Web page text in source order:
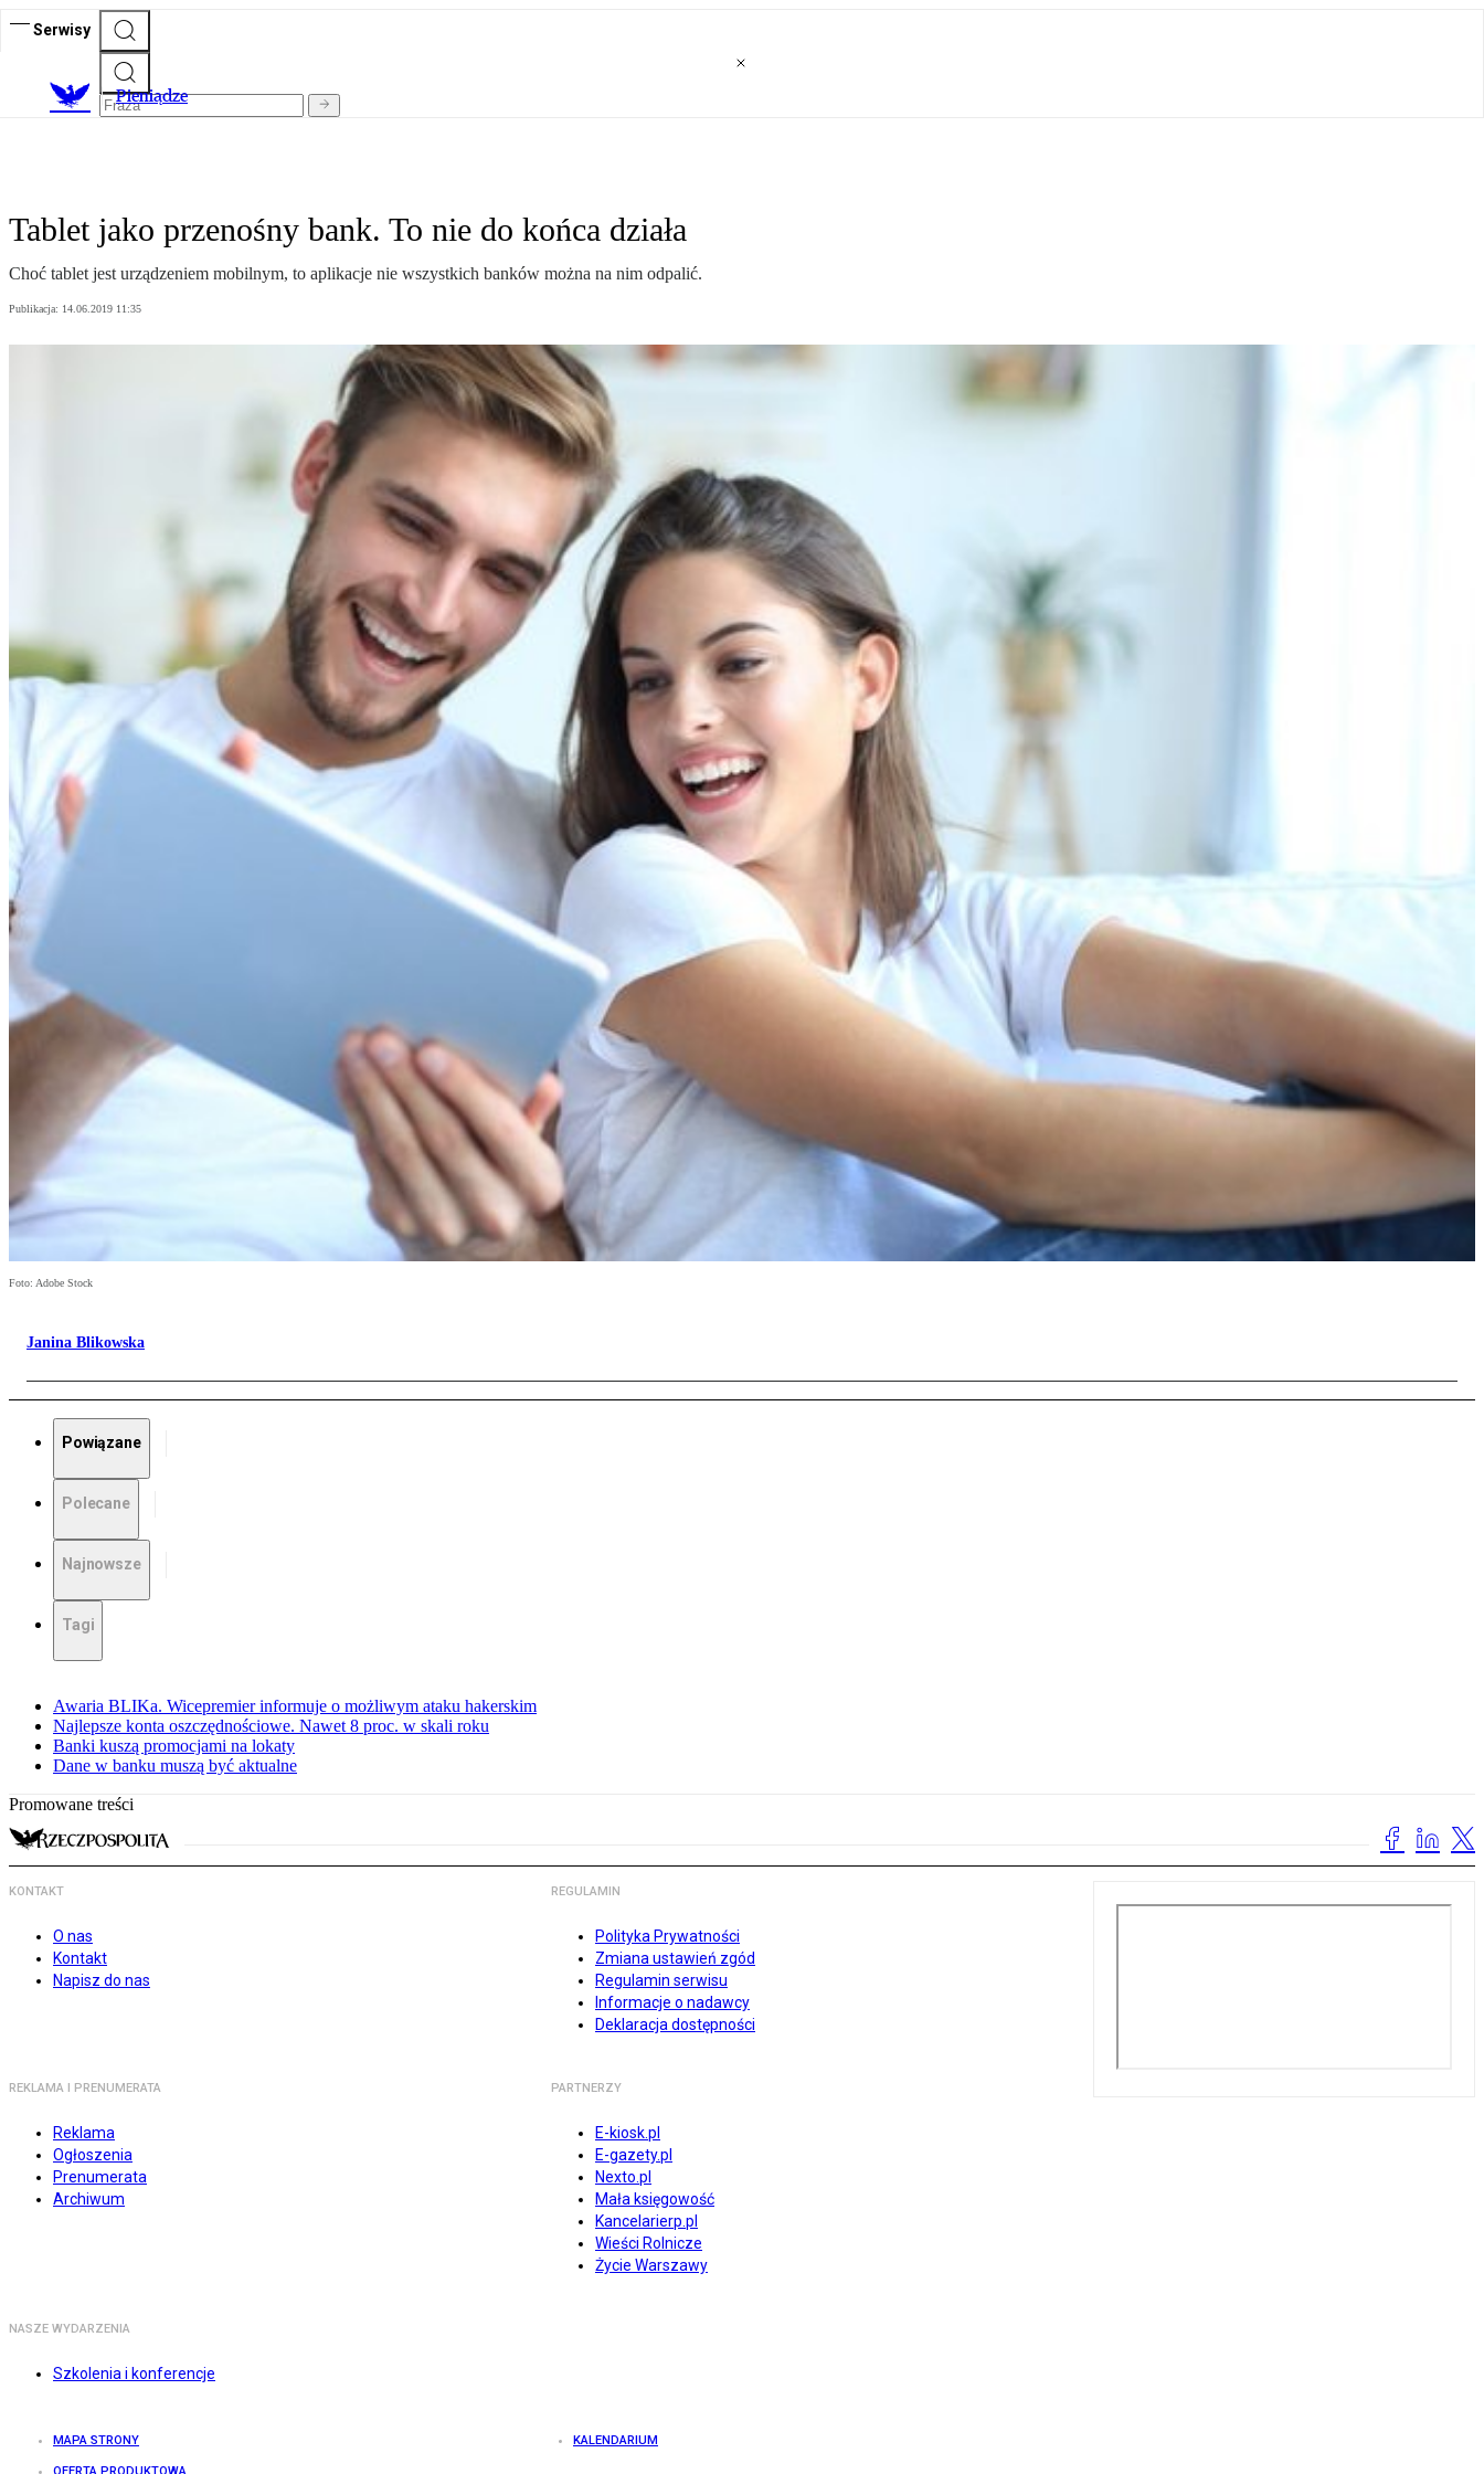
Serwisy
Pieniądze
Tablet jako przenośny bank. To nie do końca działa
Choć tablet jest urządzeniem mobilnym, to aplikacje nie wszystkich banków można na nim odpalić.
Publikacja: 14.06.2019 11:35
Foto: Adobe Stock
Janina Blikowska
Powiązane
Polecane
Najnowsze
Tagi
Awaria BLIKa. Wicepremier informuje o możliwym ataku hakerskim
Najlepsze konta oszczędnościowe. Nawet 8 proc. w skali roku
Banki kuszą promocjami na lokaty
Dane w banku muszą być aktualne
Promowane treści
KONTAKT
O nas
Kontakt
Napisz do nas
REGULAMIN
Polityka Prywatności
Zmiana ustawień zgód
Regulamin serwisu
Informacje o nadawcy
Deklaracja dostępności
REKLAMA I PRENUMERATA
Reklama
Ogłoszenia
Prenumerata
Archiwum
PARTNERZY
E-kiosk.pl
E-gazety.pl
Nexto.pl
Mała księgowość
Kancelarierp.pl
Wieści Rolnicze
Życie Warszawy
NASZE WYDARZENIA
Szkolenia i konferencje
MAPA STRONY KALENDARIUM